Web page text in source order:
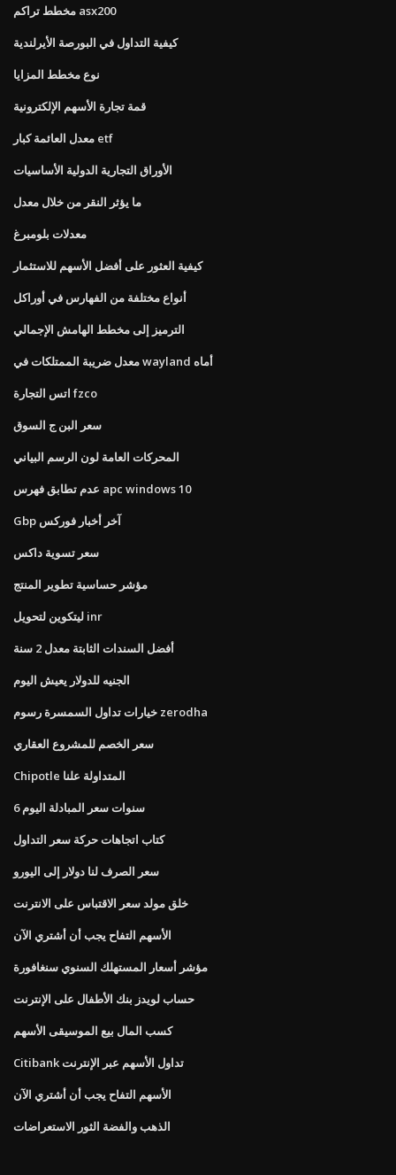
مخطط تراكم asx200
كيفية التداول في البورصة الأيرلندية
نوع مخطط المزايا
قمة تجارة الأسهم الإلكترونية
معدل العائمة كبار etf
الأوراق التجارية الدولية الأساسيات
ما يؤثر النقر من خلال معدل
معدلات بلومبرغ
كيفية العثور على أفضل الأسهم للاستثمار
أنواع مختلفة من الفهارس في أوراكل
الترميز إلى مخطط الهامش الإجمالي
معدل ضريبة الممتلكات في wayland أماه
اتس التجارة fzco
سعر البن ج السوق
المحركات العامة لون الرسم البياني
عدم تطابق فهرس apc windows 10
Gbp آخر أخبار فوركس
سعر تسوية داكس
مؤشر حساسية تطوير المنتج
ليتكوين لتحويل inr
أفضل السندات الثابتة معدل 2 سنة
الجنيه للدولار يعيش اليوم
خيارات تداول السمسرة رسوم zerodha
سعر الخصم للمشروع العقاري
Chipotle المتداولة علنا
6 سنوات سعر المبادلة اليوم
كتاب اتجاهات حركة سعر التداول
سعر الصرف لنا دولار إلى اليورو
خلق مولد سعر الاقتباس على الانترنت
الأسهم التفاح يجب أن أشتري الآن
مؤشر أسعار المستهلك السنوي سنغافورة
حساب لويدز بنك الأطفال على الإنترنت
كسب المال بيع الموسيقى الأسهم
Citibank تداول الأسهم عبر الإنترنت
الأسهم التفاح يجب أن أشتري الآن
الذهب والفضة الثور الاستعراضات